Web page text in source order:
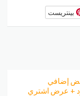
بينتريست
10% تخفيض إضافي
+ عرض اشتري